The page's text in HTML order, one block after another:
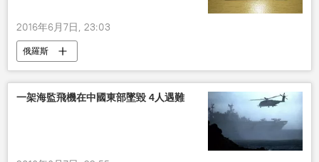
2016年6月7日, 23:03
俄羅斯
一架海監飛機在中國東部墜毀 4人遇難